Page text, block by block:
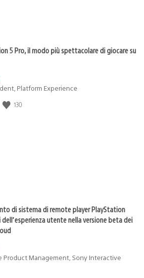
5 Pro, il modo più spettacolare di giocare su
Platform Experience
130
di sistema di remote player PlayStation
utente nella versione beta dei
Product Management, Sony Interactive